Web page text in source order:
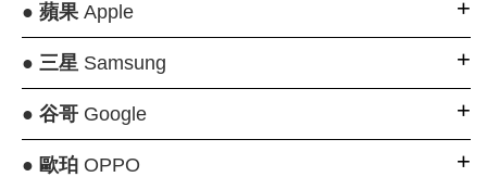
● 蘋果Apple
● 三星Samsung
● 谷哥Google
● 歐珀OPPO